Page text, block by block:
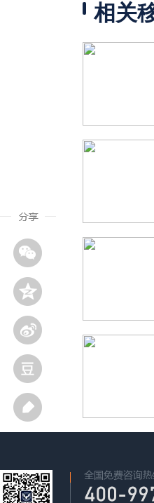
相关